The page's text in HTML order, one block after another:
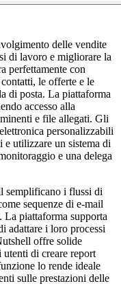
delle vendite
di lavoro e migliorare la
perfettamente con
le offerte e le
di posta. La piattaforma
accesso alla
e file allegati. Gli
personalizzabili
utilizzare un sistema di
e una delega
semplificano i flussi di
sequenze di e-mail
piattaforma supporta
adattare i loro processi
offre solide
di creare report
lo rende ideale
sulle prestazioni delle